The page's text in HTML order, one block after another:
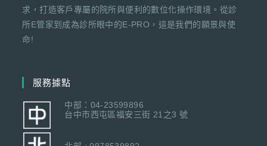
求，打造客戶專屬的院所與便利的數位化操作環境。從診
所E管家到成為診所眼中的E-PRO，這是我們的願景與使
命!
服務據點
中部：04-23599896
台中市西屯區福安三街 21之3 號